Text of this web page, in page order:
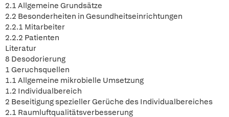
2.1 Allgemeine Grundsätze
2.2 Besonderheiten in Gesundheitseinrichtungen
2.2.1 Mitarbeiter
2.2.2 Patienten
Literatur
8 Desodorierung
1 Geruchsquellen
1.1 Allgemeine mikrobielle Umsetzung
1.2 Individualbereich
2 Beseitigung spezieller Gerüche des Individualbereiches
2.1 Raumluftqualitätsverbesserung